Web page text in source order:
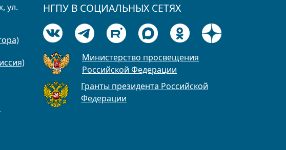
ул.
НГПУ В СОЦИАЛЬНЫХ СЕТЯХ
Министерство просвещения
Российской Федерации
Гранты президента Российской
Федерации